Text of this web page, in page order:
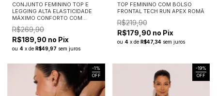
CONJUNTO FEMININO TOP E
LEGGING ALTA ELASTICIDADE
MÁXIMO CONFORTO COM
BOLSOS ESSENTIAL FLEX
R$269,90
R$189,90 no Pix
ou 4 x de R$49,97 sem juros
TOP FEMININO COM BOLSO
FRONTAL TECH RUN APEX ROMÃ
R$219,90
R$179,90 no Pix
ou 4 x de R$47,34 sem juros
-1 %
OFF
-19%
OFF